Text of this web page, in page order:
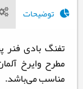
توضیحات
مطرح وایرخ
مناسب می‌باشد.